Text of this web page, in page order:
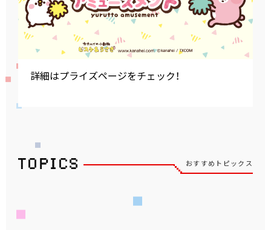
詳細はプライズページをチェック！
おすすめトピックス